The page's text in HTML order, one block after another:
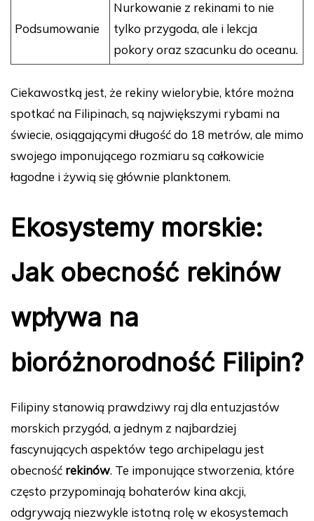
Podsumowanie
Nurkowanie z rekinami to nie
tylko przygoda, ale i lekcja
pokory oraz szacunku do oceanu.
Ciekawostką jest, że rekiny wielorybie, które można
spotkać na Filipinach, są największymi rybami na
świecie, osiągającymi długość do 18 metrów, ale mimo
swojego imponującego rozmiaru są całkowicie
łagodne i żywią się głównie planktonem.
Ekosystemy morskie:
Jak obecność rekinów
wpływa na
bioróżnorodność Filipin?
Filipiny stanowią prawdziwy raj dla entuzjastów
morskich przygód, a jednym z najbardziej
fascynujących aspektów tego archipelagu jest
obecność rekinów. Te imponujące stworzenia, które
często przypominają bohaterów kina akcji,
odgrywają niezwykle istotną rolę w ekosystemach